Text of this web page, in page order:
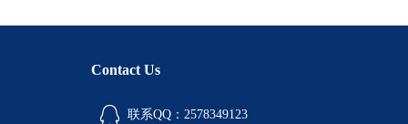
Contact Us
联系QQ：2578349123